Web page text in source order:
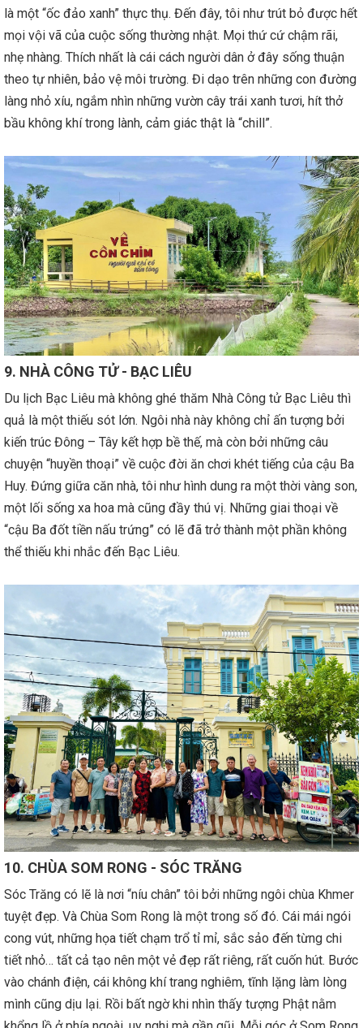
là một “ốc đảo xanh” thực thụ. Đến đây, tôi như trút bỏ được hết
mọi vội vã của cuộc sống thường nhật. Mọi thứ cứ chậm rãi,
nhẹ nhàng. Thích nhất là cái cách người dân ở đây sống thuận
theo tự nhiên, bảo vệ môi trường. Đi dạo trên những con đường
làng nhỏ xíu, ngắm nhìn những vườn cây trái xanh tươi, hít thở
bầu không khí trong lành, cảm giác thật là “chill”.
9. NHÀ CÔNG TỬ - BẠC LIÊU
Du lịch Bạc Liêu mà không ghé thăm Nhà Công tử Bạc Liêu thì
quả là một thiếu sót lớn. Ngôi nhà này không chỉ ấn tượng bởi
kiến trúc Đông – Tây kết hợp bề thế, mà còn bởi những câu
chuyện “huyền thoại” về cuộc đời ăn chơi khét tiếng của cậu Ba
Huy. Đứng giữa căn nhà, tôi như hình dung ra một thời vàng son,
một lối sống xa hoa mà cũng đầy thú vị. Những giai thoại về
“cậu Ba đốt tiền nấu trứng” có lẽ đã trở thành một phần không
thể thiếu khi nhắc đến Bạc Liêu.
10. CHÙA SOM RONG - SÓC TRĂNG
Sóc Trăng có lẽ là nơi “níu chân” tôi bởi những ngôi chùa Khmer
tuyệt đẹp. Và Chùa Som Rong là một trong số đó. Cái mái ngói
cong vút, những họa tiết chạm trổ tỉ mỉ, sắc sảo đến từng chi
tiết nhỏ… tất cả tạo nên một vẻ đẹp rất riêng, rất cuốn hút. Bước
vào chánh điện, cái không khí trang nghiêm, tĩnh lặng làm lòng
mình cũng dịu lại. Rồi bất ngờ khi nhìn thấy tượng Phật nằm